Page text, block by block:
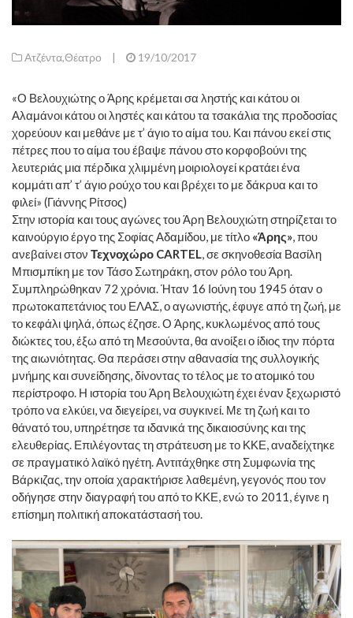
Ατζέντα,Θέατρο | 19/10/2017
«Ο Βελουχιώτης ο Άρης κρέμεται σα ληστής και κάτου οι
Αλαμάνοι κάτου οι ληστές και κάτου τα τσακάλια της προδοσίας
χορεύουν και μεθάνε με τ’ άγιο το αίμα του. Και πάνου εκεί στις
πέτρες που το αίμα του έβαψε πάνου στο κορφοβούνι της
λευτεριάς μια πέρδικα χλιμμένη μοιριολογεί κρατάει ένα
κομμάτι απ’ τ’ άγιο ρούχο του και βρέχει το με δάκρυα και το
φιλεί» (Γιάννης Ρίτσος)
Στην ιστορία και τους αγώνες του Άρη Βελουχιώτη στηρίζεται το
καινούργιο έργο της Σοφίας Αδαμίδου, με τίτλο «Άρης», που
ανεβαίνει στον Τεχνοχώρο CARTEL, σε σκηνοθεσία Βασίλη
Μπισμπίκη με τον Τάσο Σωτηράκη, στον ρόλο του Άρη.
Συμπληρώθηκαν 72 χρόνια. Ήταν 16 Ιούνη του 1945 όταν ο
πρωτοκαπετάνιος του ΕΛΑΣ, ο αγωνιστής, έφυγε από τη ζωή, με
το κεφάλι ψηλά, όπως έζησε. Ο Άρης, κυκλωμένος από τους
διώκτες του, έξω από τη Μεσούντα, θα ανοίξει ο ίδιος την πόρτα
της αιωνιότητας. Θα περάσει στην αθανασία της συλλογικής
μνήμης και συνείδησης, δίνοντας το τέλος με το ατομικό του
περίστροφο. Η ιστορία του Άρη Βελουχιώτη έχει έναν ξεχωριστό
τρόπο να ελκύει, να διεγείρει, να συγκινεί. Με τη ζωή και το
θάνατό του, υπηρέτησε τα ιδανικά της δικαιοσύνης και της
ελευθερίας. Επιλέγοντας τη στράτευση με το ΚΚΕ, αναδείχτηκε
σε πραγματικό λαϊκό ηγέτη. Αντιτάχθηκε στη Συμφωνία της
Βάρκιζας, την οποία χαρακτήρισε λαθεμένη, γεγονός που τον
οδήγησε στην διαγραφή του από το ΚΚΕ, ενώ τo 2011, έγινε η
επίσημη πολιτική αποκατάστασή του.